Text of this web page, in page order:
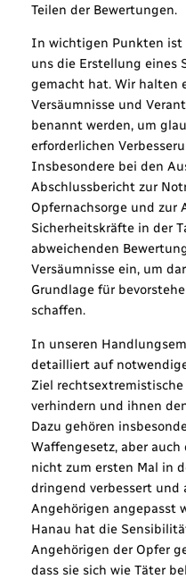
Teilen der Bewertungen.
In wichtigen Punkten ist
uns die Erstellung eines
gemacht hat. Wir halten
Versäumnisse und
benannt werden, um
erforderlichen
Insbesondere bei den
Abschlussbericht zur
Opfernachsorge und zur
Sicherheitskräfte in der
abweichenden
Versäumnisse ein, um
Grundlage für
schaffen.
In unseren
detailliert auf
Ziel
verhindern und ihnen
Dazu gehören
Waffengesetz, aber
nicht zum ersten Mal in
dringend verbessert und
Angehörigen angepasst
Hanau hat die
Angehörigen der Opfer
dass sie sich wie Täter